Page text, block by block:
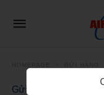
Gửi Hàng Nội Địa